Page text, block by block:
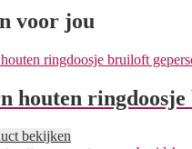
voor jou
houten
bekijken